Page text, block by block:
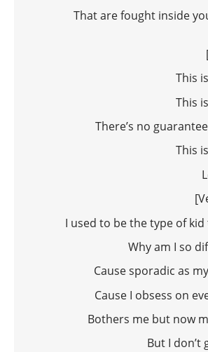
That are fought inside
This
This
There’s no
This
I used to be the type of
Why am I so
Cause sporadic as
Cause I obsess on
Bothers me but now
But I don’t